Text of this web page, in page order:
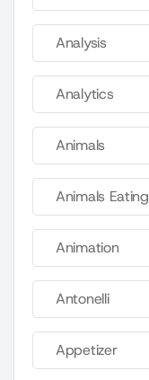
Analysis
Analytics
Animals
Animals Eating
Animation
Antonelli
Appetizer